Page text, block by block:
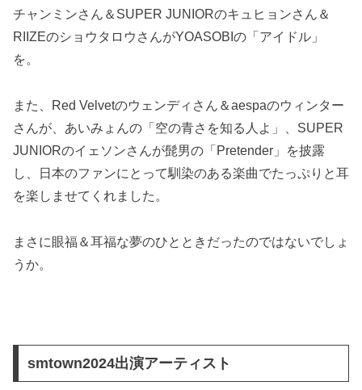
チャンミンさん＆SUPER JUNIORのキュヒョンさん＆
RIIZEのショウタロウさんがYOASOBIの「アイドル」
を。
また、Red Velvetのウェンディさん＆aespaのウィンター
さんが、あいみょんの「空の青さを知る人よ」、SUPER
JUNIORのイェソンさんが髭男の「Pretender」を披露
し、日本のファンにとって馴染のある楽曲でたっぷりと耳
を楽しませてくれました。
まさに眼福＆耳福な夢のひとときだったのではないでしょ
うか。
smtown2024出演アーティスト